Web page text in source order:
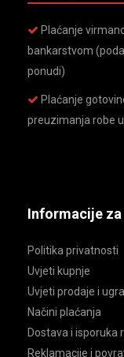
Plaćanje
bankarstvom
ponudi)
Plaćanje
preuzimanja robe
Informacije
Politika privatnosti
Uvjeti kupnje
Uvjeti prodaje i
Načini plaćanja
Dostava i isporuka
Reklamacije i